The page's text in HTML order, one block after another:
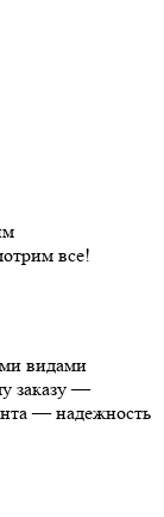
все!
видами
заказу —
— надежность